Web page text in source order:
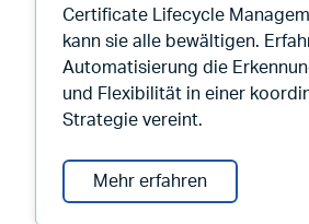
Certificate Lifecycle
kann sie alle bewältigen.
Automatisierung die
und Flexibilität in einer
Strategie vereint.
Mehr erfahrenDer